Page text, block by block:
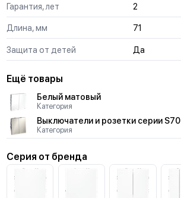
Гарантия, лет 2
Длина, мм 71
Защита от детей Да
Ещё товары
Белый матовый
Категория
Выключатели и розетки серии S70
Категория
Серия от бренда